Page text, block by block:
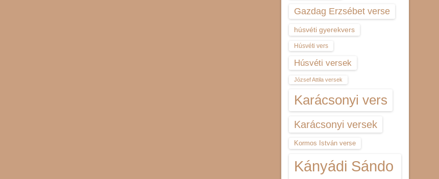
Gazdag Erzsébet verse
húsvéti gyerekvers
Húsvéti vers
Húsvéti versek
József Attila versek
Karácsonyi vers
Karácsonyi versek
Kormos István verse
Kányádi Sándo